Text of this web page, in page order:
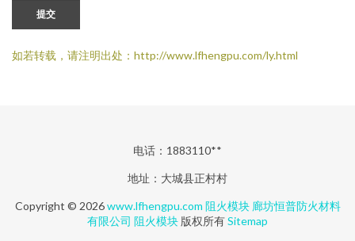
提交
如若转载，请注明出处：http://www.lfhengpu.com/ly.html
电话：1883110**
地址：大城县正村村
Copyright © 2026www.lfhengpu.com 阻火模块 廊坊恒普防火材料
有限公司 阻火模块 版权所有Sitemap